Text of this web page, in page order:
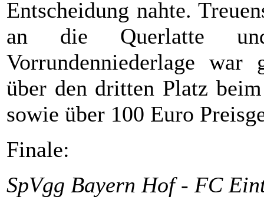
Entscheidung nahte.
an die Querlatte
Vorrundenniederlage
über den dritten Platz
sowie über 100 Euro
Finale:
SpVgg Bayern Hof - FC